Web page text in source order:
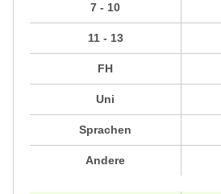
7 - 10
11 - 13
FH
Uni
Sprachen
Andere